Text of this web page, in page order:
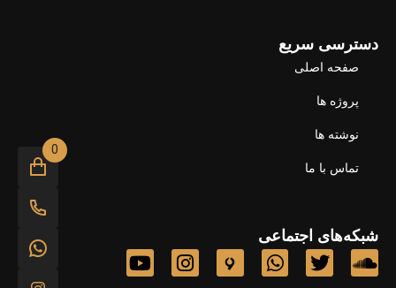
دسترسی سریع
صفحه اصلی
پروژه ها
نوشته ها
تماس با ما
شبکه‌های اجتماعی
0